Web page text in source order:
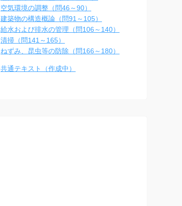
空気環境の調整（問46～90）
建築物の構造概論（問91～105）
給水および排水の管理（問106～140）
清掃（問141～165）
ねずみ、昆虫等の防除（問166～180）
共通テキスト（作成中）